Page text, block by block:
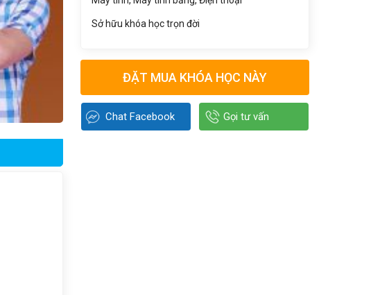
Sở hữu khóa học trọn đời
ĐẶT MUA KHÓA HỌC NÀY
Chat Facebook Gọi tư vấn